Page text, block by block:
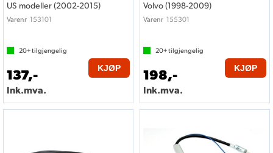
US modeller (2002-2015)
Varenr 153101
20+tilgjengelig
137,-
Ink.mva.
KJØP
Volvo (1998-2009)
Varenr 155301
20+tilgjengelig
198,-
Ink.mva.
KJØP